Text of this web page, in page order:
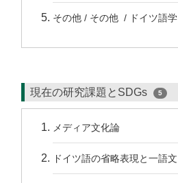
その他 / その他 / ドイツ語学
現在の研究課題とSDGs 5
メディア文化論
ドイツ語の省略表現と一語文